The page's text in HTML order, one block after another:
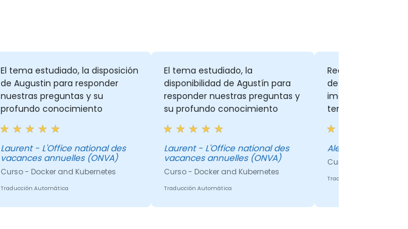
El tema estudiado, la disposición
de Augustin para responder
nuestras preguntas y su
profundo conocimiento
Laurent - L'Office national des
vacances annuelles (ONVA)
Curso - Docker and Kubernetes
Traducción Automática
El tema estudiado, la
disponibilidad de Agustín para
responder nuestras preguntas y
su profundo conocimiento
Laurent - L'Office national des
vacances annuelles (ONVA)
Curso - Docker and Kubernetes
Traducción Automática
Realmente me
de que creamos
imagen de Docker
tengamos
clúster de k8s.
final con la
aplicación
fue realmente
preguntas. Como
Alexandru Grajdan
Curso - Docker and
Traducción Automática